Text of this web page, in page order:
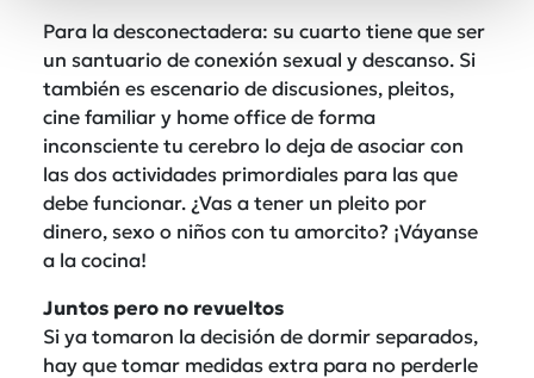
Para la desconectadera: su cuarto tiene que ser
un santuario de conexión sexual y descanso. Si
también es escenario de discusiones, pleitos,
cine familiar y home office de forma
inconsciente tu cerebro lo deja de asociar con
las dos actividades primordiales para las que
debe funcionar. ¿Vas a tener un pleito por
dinero, sexo o niños con tu amorcito? ¡Váyanse
a la cocina!
Juntos pero no revueltos
Si ya tomaron la decisión de dormir separados,
hay que tomar medidas extra para no perderle